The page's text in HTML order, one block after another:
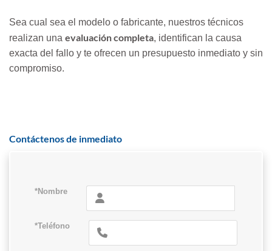
Sea cual sea el modelo o fabricante, nuestros técnicos
realizan una evaluación completa, identifican la causa
exacta del fallo y te ofrecen un presupuesto inmediato y sin
compromiso.
Contáctenos de inmediato
*Nombre
*Teléfono